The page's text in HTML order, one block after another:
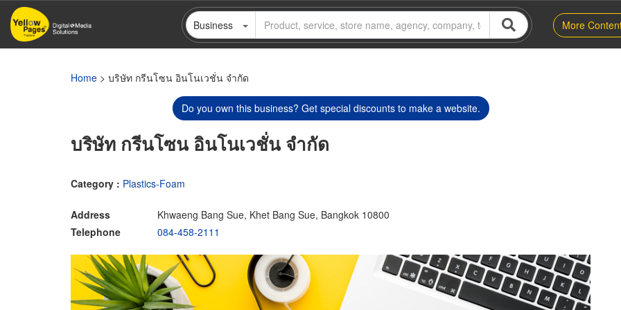
Skip
main
Business More
Home > บริษัท กรีนโซน อินโนเวชั่น จำกัด
Do you own this business? Get special discounts to make a website.
บริษัท กรีนโซน อินโนเวชั่น จำกัด
Category : Plastics-Foam
Address
Khwaeng Bang Sue, Khet Bang Sue, Bangkok 10800
Telephone
084-458-2111